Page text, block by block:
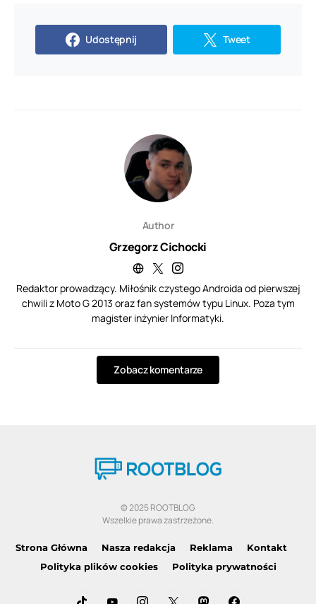
Udostępnij Tweet
Author
Grzegorz Cichocki
Redaktor prowadzący. Miłośnik czystego Androida od pierwszej
chwili z Moto G 2013 oraz fan systemów typu Linux. Poza tym
magister inżynier Informatyki.
Zobacz komentarze
© 2025 ROOTBLOG
Wszelkie prawa zastrzeżone.
Strona Główna Nasza redakcja Reklama
Kontakt
Polityka plików cookies
Polityka prywatności